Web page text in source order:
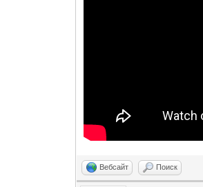
Вебсайт Поиск